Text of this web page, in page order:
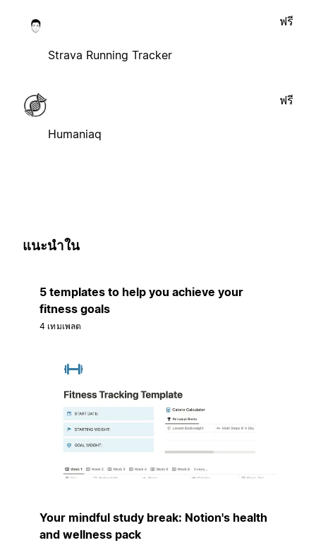
Strava Running Tracker
ฟรี
Humaniaq
ฟรี
แนะนำใน
5 templates to help you achieve your
fitness goals
4 เทมเพลต
Your mindful study break: Notion's health
and wellness pack